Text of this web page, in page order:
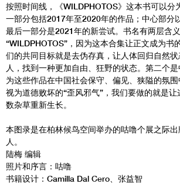
按照时间线，《WILDPHOTOS》这本书可以分
一部分包括2017年至2020年的作品；中心部分
最后一部分是2021年的新尝试。书名有两层含
“WILDPHOTOS”，因为这本合集让正文成为书
们的共同目标就是去伪存真，让人体回归自然
人，找到一种更加自由、狂野的状态。第二个
为这些作品在中国社会保守、偏见、狭隘的氛
视为道德败坏的“歪风邪气”，我们要做的就是
数杂草重新生长。
本图录是在柏林候鸟空间举办的咕噜个展之际
人。
陆梅 编辑
照片和序言：咕噜
书籍设计：Camilla Dal Cero、张益智